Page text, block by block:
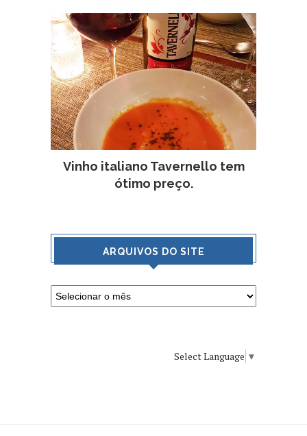
Vinho italiano Tavernello tem
ótimo preço.
ARQUIVOS DO SITE
Select Language ▼